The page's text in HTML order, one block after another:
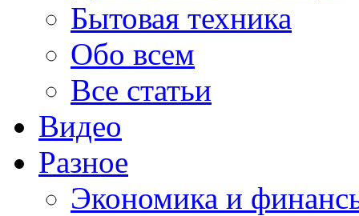
Бытовая техника
Обо всем
Все статьи
Видео
Разное
Экономика и